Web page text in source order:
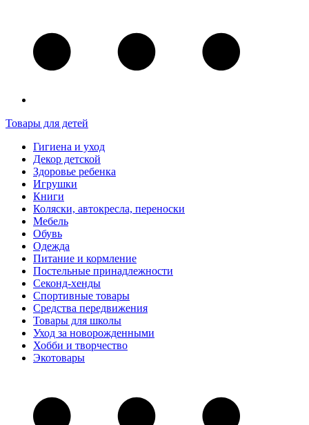
Товары для детей
Гигиена и уход
Декор детской
Здоровье ребенка
Игрушки
Книги
Коляски, автокресла, переноски
Мебель
Обувь
Одежда
Питание и кормление
Постельные принадлежности
Секонд-хенды
Спортивные товары
Средства передвижения
Товары для школы
Уход за новорожденными
Хобби и творчество
Экотовары